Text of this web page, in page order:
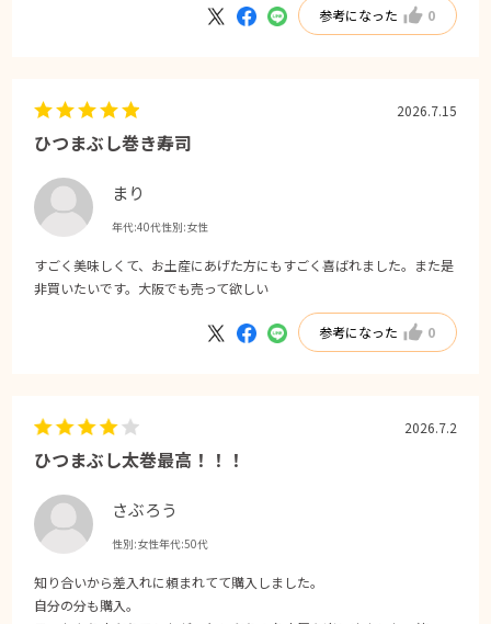
参考になった 0
ひつまぶし巻き寿司
まり
年代:40代性別:女性
2026.7.15
すごく美味しくて、お土産にあげた方にもすごく喜ばれました。また是
非買いたいです。大阪でも売って欲しい
参考になった 0
ひつまぶし太巻最高！！！
さぶろう
性別:女性年代:50代
2026.7.2
知り合いから差入れに頼まれてて購入しました。
自分の分も購入。